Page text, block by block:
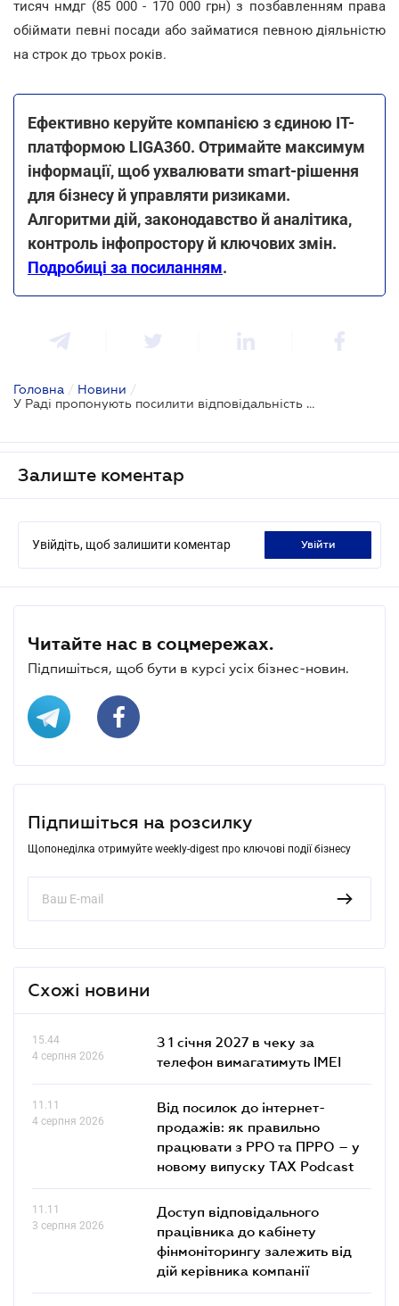
тисяч нмдг (85 000 - 170 000 грн) з позбавленням права
обіймати певні посади або займатися певною діяльністю
на строк до трьох років.
Ефективно керуйте компанією з єдиною ІТ-
платформою LIGA360. Отримайте максимум
інформації, щоб ухвалювати smart-рішення
для бізнесу й управляти ризиками.
Алгоритми дій, законодавство й аналітика,
контроль інфопростору й ключових змін.
Подробиці за посиланням.
Головна / Новини /
У Раді пропонують посилити відповідальність за порушення на платіжному ринку
Залиште коментар
Увійдіть, щоб залишити коментар увійти
Читайте нас в соцмережах.
Підпишіться, щоб бути в курсі усіх бізнес-новин.
Підпишіться на розсилку
Щопонеділка отримуйте weekly-digest про ключові події бізнесу
Схожі новини
15.44
4 серпня 2026
З 1 січня 2027 в чеку за
телефон вимагатимуть IMEI
11.11
4 серпня 2026
Від посилок до інтернет-
продажів: як правильно
працювати з РРО та ПРРО – у
новому випуску TAX Podcast
11.11
3 серпня 2026
Доступ відповідального
працівника до кабінету
фінмоніторингу залежить від
дій керівника компанії